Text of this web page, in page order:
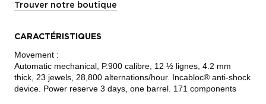
Trouver notre boutique
CARACTÉRISTIQUES
Movement :
Automatic mechanical, P.900 calibre, 12 ½ lignes, 4.2 mm
thick, 23 jewels, 28,800 alternations/hour. Incabloc® anti-shock
device. Power reserve 3 days, one barrel. 171 components